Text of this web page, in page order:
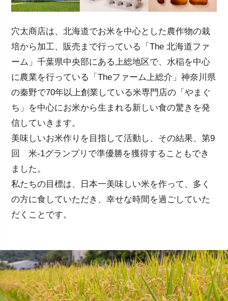
穴太商店は、北海道でお米を中心とした農作物の栽
培から加工、 販売まで行っている「The 北海道ファ
ーム」千葉県中央部にある上総地区で、水稲を中心
に農業を行っている「Theファーム上総介」神奈川県
の秦野で70年以上創業している米専門店の 「やまぐ
ち」を中心にお米から生まれる新しい食の驚きを発
信していきます。
美味しいお米作りを目指して活動し、その結果、第9
回 米-1グランプリで準優勝を獲得することもでき
ました。
私たちの目標は、日本一美味しい米を作って、多く
の方に食していただき、幸せな時間を過ごしていた
だくことです。